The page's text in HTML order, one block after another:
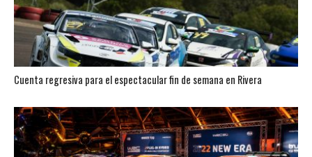
Cuenta regresiva para el espectacular fin de semana en Rivera